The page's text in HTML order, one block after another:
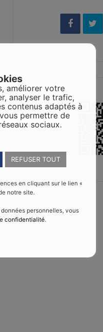
améliorer votre
analyser le trafic,
contenus adaptés à
permettre de
sociaux.
REFUSER TOUT
en cliquant sur le lien «
notre site.
données personnelles, vous
confidentialité.